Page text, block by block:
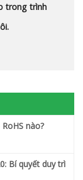
trong trình
nào?
Bí quyết duy trì